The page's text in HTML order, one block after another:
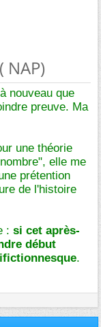
NAP)
nouveau que
preuve. Ma
une théorie
elle me
prétention
de l'histoire
: si cet après-
début
.